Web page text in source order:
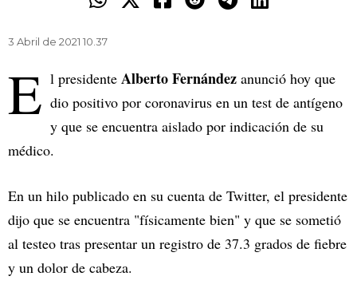
3 Abril de 2021 10.37
E l presidente Alberto Fernández anunció hoy que
dio positivo por coronavirus en un test de antígeno
y que se encuentra aislado por indicación de su
médico.
En un hilo publicado en su cuenta de Twitter, el presidente
dijo que se encuentra "físicamente bien" y que se sometió
al testeo tras presentar un registro de 37.3 grados de fiebre
y un dolor de cabeza.